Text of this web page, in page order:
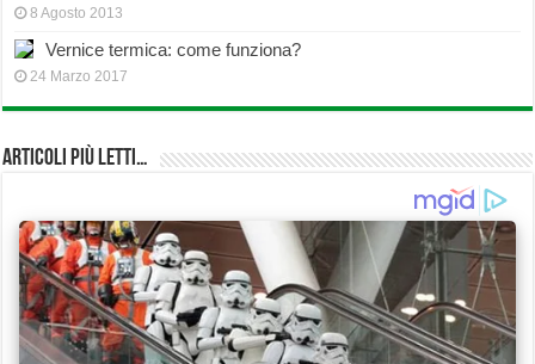
8 Agosto 2013
Vernice termica: come funziona?
24 Marzo 2017
Articoli più Letti…